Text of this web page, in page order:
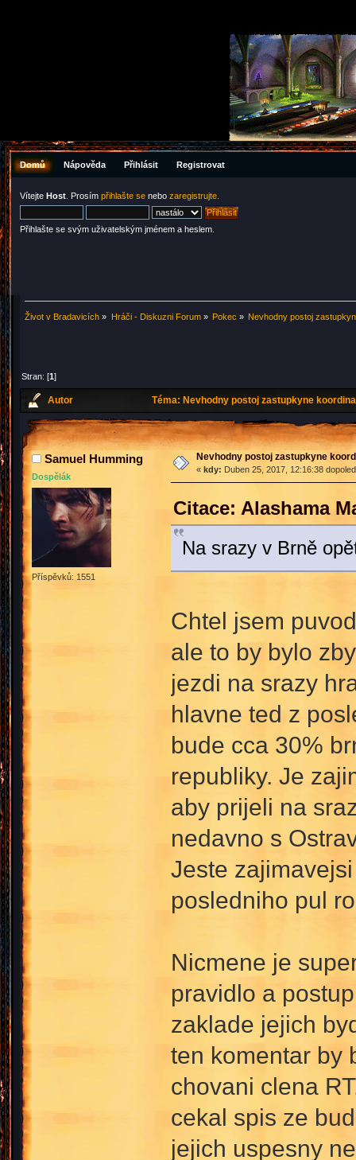
Domů Nápověda Přihlásit Registrovat
Vítejte Host . Prosím přihlašte se nebo zaregistrujte
Přihlašte se svým uživatelským jménem a heslem.
Život v Bradavicích » Hráči - Diskuzni Forum» Pokec » Nevhodny postoj
Stran: [1]
Autor Téma: Nevhodny postoj zastupkyne
Samuel Humming
Dospělák
Příspěvků: 1551
Nevhodny postoj zastupkyne
« kdy: Duben 25, 2017, 12:16:38
Citace: Alashama
Na srazy v Brně
Chtel jsem
ale to by bylo
jezdi na srazy
hlavne ted z
bude cca 30%
republiky. Je
aby prijeli na
nedavno s
Jeste
posledniho pul
Nicmene je
pravidlo a
zaklade jejich
ten komentar by
chovani clena
cekal spis ze
jejich uspesny